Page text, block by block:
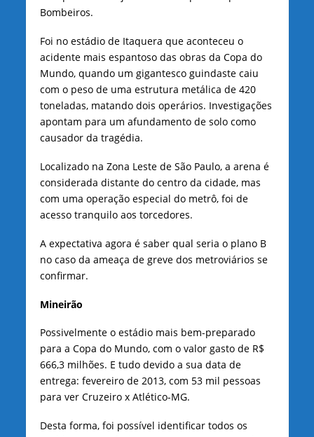
Bombeiros.
Foi no estádio de Itaquera que aconteceu o
acidente mais espantoso das obras da Copa do
Mundo, quando um gigantesco guindaste caiu
com o peso de uma estrutura metálica de 420
toneladas, matando dois operários. Investigações
apontam para um afundamento de solo como
causador da tragédia.
Localizado na Zona Leste de São Paulo, a arena é
considerada distante do centro da cidade, mas
com uma operação especial do metrô, foi de
acesso tranquilo aos torcedores.
A expectativa agora é saber qual seria o plano B
no caso da ameaça de greve dos metroviários se
confirmar.
Mineirão
Possivelmente o estádio mais bem-preparado
para a Copa do Mundo, com o valor gasto de R$
666,3 milhões. E tudo devido a sua data de
entrega: fevereiro de 2013, com 53 mil pessoas
para ver Cruzeiro x Atlético-MG.
Desta forma, foi possível identificar todos os